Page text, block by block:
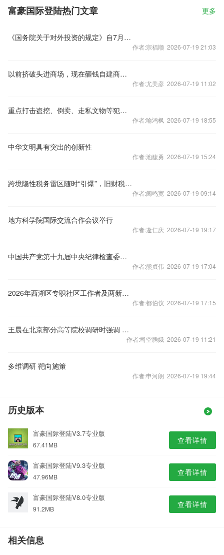
富豪国际登陆热门文章 更多
《国务院关于对外投资的规定》自7月1日起施行
作者:宗福顺 2026-07-19 21:03
以前挤破头进商场，现在砸钱自建商圈！比亚迪、一汽、奇瑞图啥？
作者:尤美彦 2026-07-19 11:02
重点打击盗挖、倒卖、走私文物等犯罪！两部门出手
作者:喻鸿枫 2026-07-19 18:55
中华文明具有突出的创新性
作者:池馥勇 2026-07-19 15:24
跨境隐性税务雷区随时“引爆”，旧财税玩法已无路可走？
作者:阙鸣宽 2026-07-19 09:14
地方科学院国际交流合作会议举行
作者:逄仁庆 2026-07-19 19:17
中国共产党第十九届中央纪律检查委员会第三次全体会议公报
作者:熊贞伟 2026-07-19 17:04
2026年西湖区专职社区工作者及两新专职党务
作者:都伯仪 2026-07-19 17:15
王晨在北京部分高等院校调研时强调 以习近平法治思想为指导 推进涉外法治人才培养
作者:司空腾娥 2026-07-19 11:21
多维调研 靶向施策
作者:申河朗 2026-07-19 19:44
历史版本
富豪国际登陆V3.7专业版
67.41MB 查看详情
富豪国际登陆V9.3专业版
47.96MB 查看详情
富豪国际登陆V8.0专业版
91.2MB 查看详情
相关信息